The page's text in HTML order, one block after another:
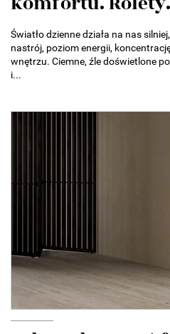
Światło dzienne działa na nas
nastrój, poziom energii,
wnętrzu. Ciemne, źle doświetlone
i...